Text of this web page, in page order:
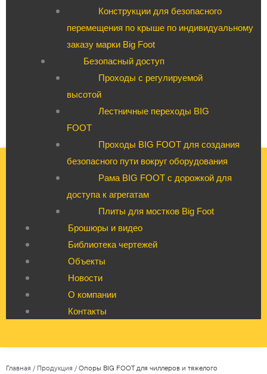
Конструкции для безопасного
перемещения по крыше по индивидуальному
заказу марки Big Foot
Безопасный доступ
Проходы с регулируемой
высотой
Лестничные переходы BIG
FOOT
Проходы BIG FOOT для создания
безопасного пути вокруг оборудования
Рама BIG FOOT с дорожкой для
доступа к агрегатам
Плиты для мостков Big Foot
Брошюры и видео
Библиотека чертежей
Объекты
Новости
О компании
Контакты
Главная / Продукция / Опоры BIG FOOT для чиллеров и тяжелого